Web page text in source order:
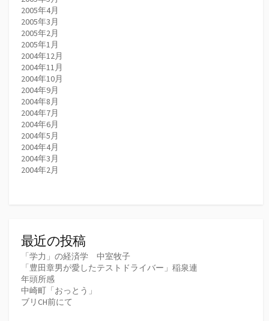
2005年4月
2005年3月
2005年2月
2005年1月
2004年12月
2004年11月
2004年10月
2004年9月
2004年8月
2004年7月
2004年6月
2004年5月
2004年4月
2004年3月
2004年2月
最近の投稿
「学力」の経済学 中室牧子
「豊田章男が愛したテストドライバー」稲泉連
年頭所感
中崎町「おっとう」
ブリCH前にて